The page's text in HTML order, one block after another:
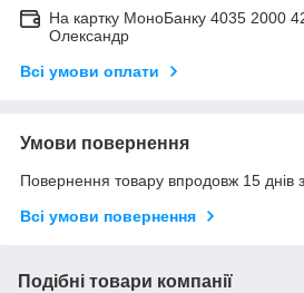
На картку МоноБанку 4035 2000
Олександр
Всі умови оплати
Умови повернення
Повернення товару впродовж 15 днів
Всі умови повернення
Подібні товари компанії